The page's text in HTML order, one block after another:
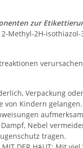
zur
Methyl-2H-isothiazol-
Verpackung
von Kindern gelangen.
Nebel
tragen.